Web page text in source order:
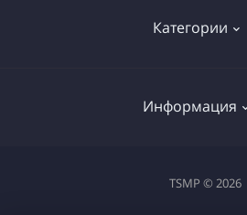
Категории
Информация
Доставка и
TSMP © 2026